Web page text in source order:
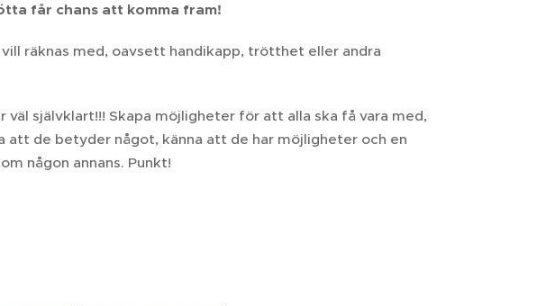
får chans att komma fram!
räknas med, oavsett handikapp, trötthet eller andra
självklart!!! Skapa möjligheter för att alla ska få vara med,
att de betyder något, känna att de har möjligheter och en
någon annans. Punkt!